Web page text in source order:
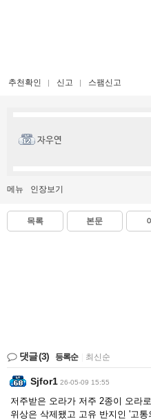
추천확인 신고 스팸신고
자우연
메뉴 인장보기
목록 본문
댓글(3) 등록순 최신순
Sjfor1 26-05-09 15:55
저주받은 오라가 저주 2종이 오라
위상은 삭제됐고 고유 반지인 '고